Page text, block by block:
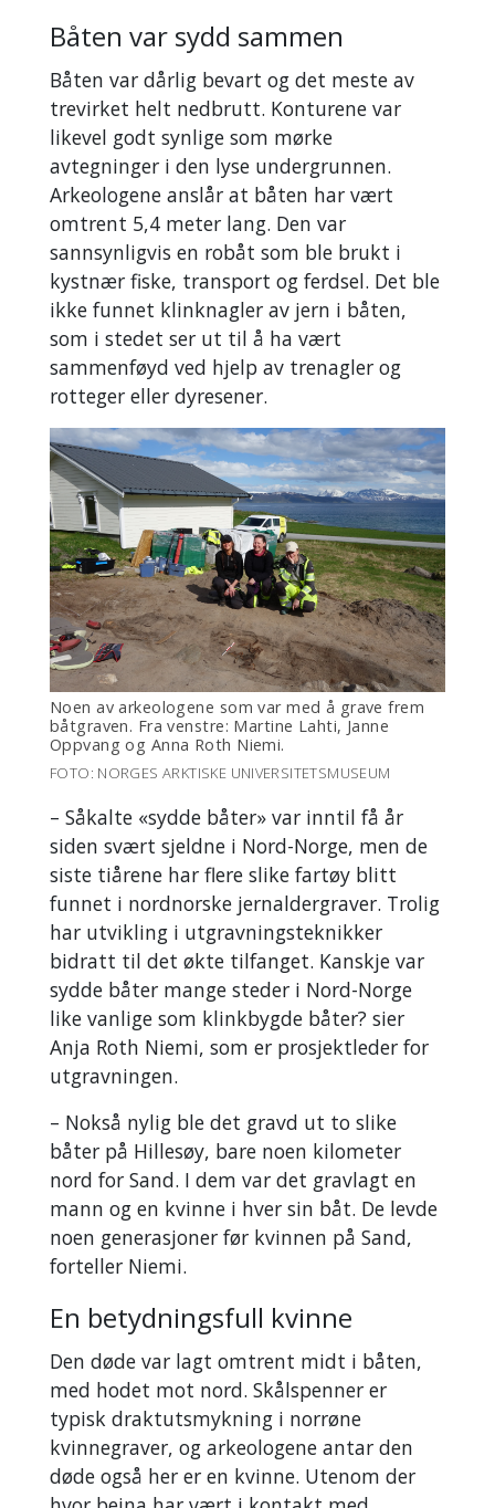
Båten var sydd sammen
Båten var dårlig bevart og det meste av
trevirket helt nedbrutt. Konturene var
likevel godt synlige som mørke
avtegninger i den lyse undergrunnen.
Arkeologene anslår at båten har vært
omtrent 5,4 meter lang. Den var
sannsynligvis en robåt som ble brukt i
kystnær fiske, transport og ferdsel. Det ble
ikke funnet klinknagler av jern i båten,
som i stedet ser ut til å ha vært
sammenføyd ved hjelp av trenagler og
rotteger eller dyresener.
Noen av arkeologene som var med å grave frem
båtgraven. Fra venstre: Martine Lahti, Janne
Oppvang og Anna Roth Niemi.
FOTO: NORGES ARKTISKE UNIVERSITETSMUSEUM
– Såkalte «sydde båter» var inntil få år
siden svært sjeldne i Nord-Norge, men de
siste tiårene har flere slike fartøy blitt
funnet i nordnorske jernaldergraver. Trolig
har utvikling i utgravningsteknikker
bidratt til det økte tilfanget. Kanskje var
sydde båter mange steder i Nord-Norge
like vanlige som klinkbygde båter? sier
Anja Roth Niemi, som er prosjektleder for
utgravningen.
– Nokså nylig ble det gravd ut to slike
båter på Hillesøy, bare noen kilometer
nord for Sand. I dem var det gravlagt en
mann og en kvinne i hver sin båt. De levde
noen generasjoner før kvinnen på Sand,
forteller Niemi.
En betydningsfull kvinne
Den døde var lagt omtrent midt i båten,
med hodet mot nord. Skålspenner er
typisk draktutsmykning i norrøne
kvinnegraver, og arkeologene antar den
døde også her er en kvinne. Utenom der